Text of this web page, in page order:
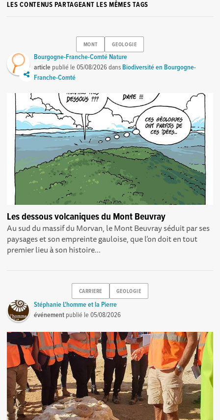
LES CONTENUS PARTAGEANT LES MÊMES TAGS
MONT GEOLOGIE
Bourgogne-Franche-Comté Nature
article publié le05/08/2026dansBiodiversité en Bourgogne-
Franche-Comté
Les dessous volcaniques du Mont Beuvray
Au sud du massif du Morvan, le Mont Beuvray séduit par ses
paysages et son empreinte gauloise, que l’on doit en tout
premier lieu à son histoire...
CARRIERE GEOLOGIE
Stéphanie L'homme et la Pierre
événement publié le05/08/2026